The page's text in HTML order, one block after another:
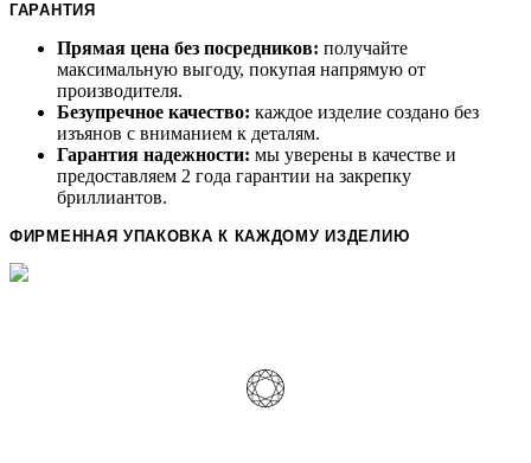
ГАРАНТИЯ
Прямая цена без посредников: получайте
максимальную выгоду, покупая напрямую от
производителя.
Безупречное качество: каждое изделие создано без
изъянов с вниманием к деталям.
Гарантия надежности: мы уверены в качестве и
предоставляем 2 года гарантии на закрепку
бриллиантов.
ФИРМЕННАЯ УПАКОВКА К КАЖДОМУ ИЗДЕЛИЮ